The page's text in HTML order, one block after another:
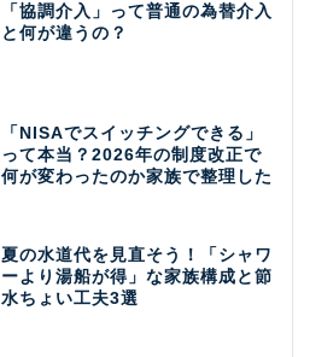
「協調介入」って普通の為替介入
と何が違うの？
「NISAでスイッチングできる」
って本当？2026年の制度改正で
何が変わったのか家族で整理した
夏の水道代を見直そう！「シャワ
ーより湯船が得」な家族構成と節
水ちょい工夫3選